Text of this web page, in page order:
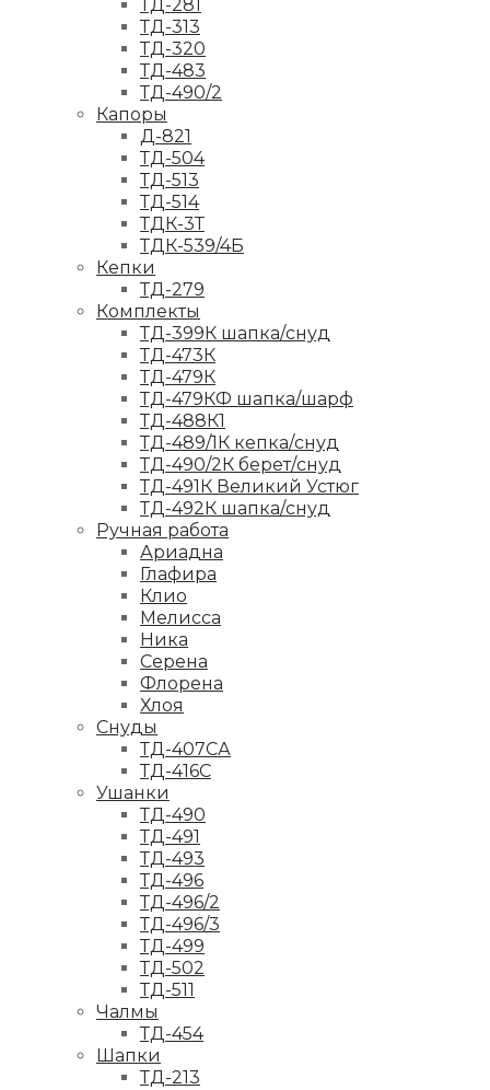
ТД-281
ТД-313
ТД-320
ТД-483
ТД-490/2
Капоры
Д-821
ТД-504
ТД-513
ТД-514
ТДК-3Т
ТДК-539/4Б
Кепки
ТД-279
Комплекты
ТД-399К шапка/снуд
ТД-473К
ТД-479К
ТД-479КФ шапка/шарф
ТД-488К1
ТД-489/1К кепка/снуд
ТД-490/2К берет/снуд
ТД-491К Великий Устюг
ТД-492К шапка/снуд
Ручная работа
Ариадна
Глафира
Клио
Мелисса
Ника
Серена
Флорена
Хлоя
Снуды
ТД-407СА
ТД-416С
Ушанки
ТД-490
ТД-491
ТД-493
ТД-496
ТД-496/2
ТД-496/3
ТД-499
ТД-502
ТД-511
Чалмы
ТД-454
Шапки
ТД-213